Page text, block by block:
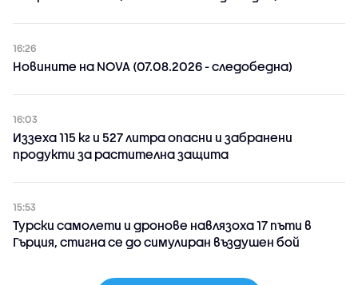
16:26
Новините на NOVA (07.08.2026 - следобедна)
16:03
Иззеха 115 кг и 527 литра опасни и забранени
продукти за растителна защита
15:53
Турски самолети и дронове навлязоха 17 пъти в
Гърция, стигна се до симулиран въздушен бой